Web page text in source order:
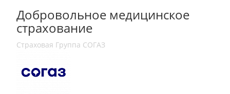
Добровольное медицинское
страхование
Страховая Группа СОГАЗ